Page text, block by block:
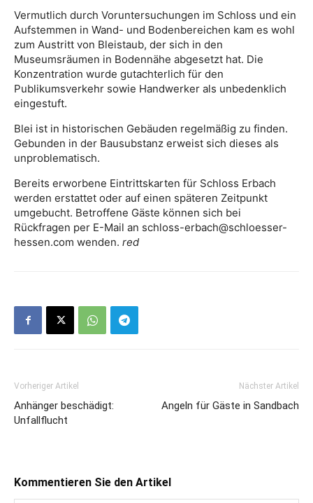
Vermutlich durch Voruntersuchungen im Schloss und ein
Aufstemmen in Wand- und Bodenbereichen kam es wohl
zum Austritt von Bleistaub, der sich in den
Museumsräumen in Bodennähe abgesetzt hat. Die
Konzentration wurde gutachterlich für den
Publikumsverkehr sowie Handwerker als unbedenklich
eingestuft.
Blei ist in historischen Gebäuden regelmäßig zu finden.
Gebunden in der Bausubstanz erweist sich dieses als
unproblematisch.
Bereits erworbene Eintrittskarten für Schloss Erbach
werden erstattet oder auf einen späteren Zeitpunkt
umgebucht. Betroffene Gäste können sich bei
Rückfragen per E-Mail an schloss-erbach@schloesser-
hessen.com wenden. red
Vorheriger Artikel
Anhänger beschädigt:
Unfallflucht
Nächster Artikel
Angeln für Gäste in Sandbach
Kommentieren Sie den Artikel